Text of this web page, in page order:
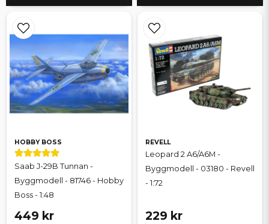
HOBBY BOSS
Saab J-29B Tunnan -
Byggmodell - 81746 - Hobby
Boss - 1:48
449 kr
REVELL
Leopard 2 A6/A6M -
Byggmodell - 03180 - Revell
- 1:72
229 kr